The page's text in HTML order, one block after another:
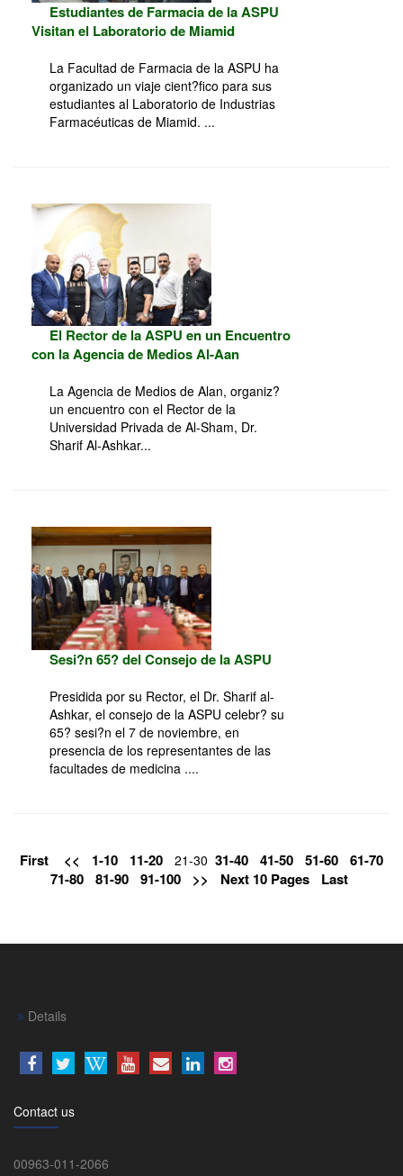
Estudiantes de Farmacia de la ASPU
Visitan el Laboratorio de Miamid
La Facultad de Farmacia de la ASPU ha
organizado un viaje cient?fico para sus
estudiantes al Laboratorio de Industrias
Farmacéuticas de Miamid. ...
El Rector de la ASPU en un Encuentro
con la Agencia de Medios Al-Aan
La Agencia de Medios de Alan, organiz?
un encuentro con el Rector de la
Universidad Privada de Al-Sham, Dr.
Sharif Al-Ashkar...
Sesi?n 65? del Consejo de la ASPU
Presidida por su Rector, el Dr. Sharif al-
Ashkar, el consejo de la ASPU celebr? su
65? sesi?n el 7 de noviembre, en
presencia de los representantes de las
facultades de medicina ....
First << 1-10 11-20 21-30 31-40 41-50 51-60
61-70
71-80 81-90 91-100 >> Next 10 Pages Last
Details
Contact us
00963-011-2066